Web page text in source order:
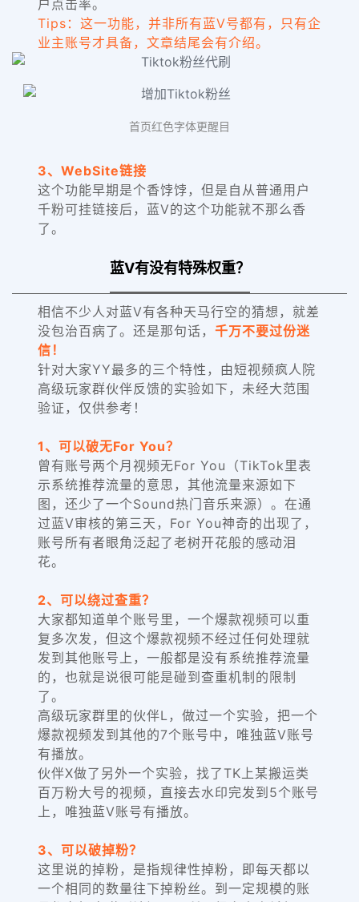
户点击率。
Tips：这一功能，并非所有蓝V号都有，只有企
业主账号才具备，文章结尾会有介绍。
首页红色字体更醒目
3、WebSite链接
这个功能早期是个香饽饽，但是自从普通用户
千粉可挂链接后，蓝V的这个功能就不那么香
了。
蓝V有没有特殊权重？
相信不少人对蓝V有各种天马行空的猜想，就差
没包治百病了。还是那句话， 千万不要过份迷
信！
针对大家YY最多的三个特性，由短视频疯人院
高级玩家群伙伴反馈的实验如下，未经大范围
验证，仅供参考！
1、可以破无For You？
曾有账号两个月视频无For You（TikTok里表
示系统推荐流量的意思，其他流量来源如下
图，还少了一个Sound热门音乐来源）。在通
过蓝V审核的第三天，For You神奇的出现了，
账号所有者眼角泛起了老树开花般的感动泪
花。
2、可以绕过查重？
大家都知道单个账号里，一个爆款视频可以重
复多次发，但这个爆款视频不经过任何处理就
发到其他账号上，一般都是没有系统推荐流量
的，也就是说很可能是碰到查重机制的限制
了。
高级玩家群里的伙伴L，做过一个实验，把一个
爆款视频发到其他的7个账号中，唯独蓝V账号
有播放。
伙伴X做了另外一个实验，找了TK上某搬运类
百万粉大号的视频，直接去水印完发到5个账号
上，唯独蓝V账号有播放。
3、可以破掉粉？
这里说的掉粉，是指规律性掉粉，即每天都以
一个相同的数量往下掉粉丝。到一定规模的账